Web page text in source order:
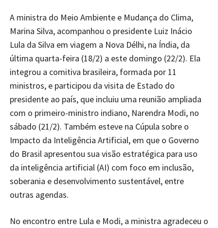
A ministra do Meio Ambiente e Mudança do Clima,
Marina Silva, acompanhou o presidente Luiz Inácio
Lula da Silva em viagem a Nova Délhi, na Índia, da
última quarta-feira (18/2) a este domingo (22/2). Ela
integrou a comitiva brasileira, formada por 11
ministros, e participou da visita de Estado do
presidente ao país, que incluiu uma reunião ampliada
com o primeiro-ministro indiano, Narendra Modi, no
sábado (21/2). Também esteve na Cúpula sobre o
Impacto da Inteligência Artificial, em que o Governo
do Brasil apresentou sua visão estratégica para uso
da inteligência artificial (AI) com foco em inclusão,
soberania e desenvolvimento sustentável, entre
outras agendas.
No encontro entre Lula e Modi, a ministra agradeceu o